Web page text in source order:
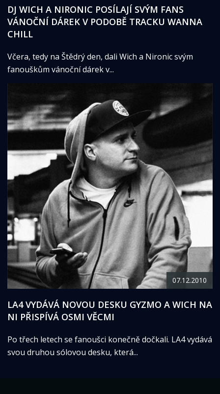
DJ WICH A NIRONIC POSÍLAJÍ SVÝM FANS
VÁNOČNÍ DÁREK V PODOBĚ TRACKU WANNA
CHILL
Včera, tedy na Štědrý den, dali Wich a Nironic svým
fanouškům vánoční dárek v...
07.12.2010
LA4 VYDÁVÁ NOVOU DESKU GYZMO A WICH NA
NI PŘISPÍVÁ OSMI VĚCMI
Po třech letech se fanoušci konečně dočkali. LA4 vydává
svou druhou sólovou desku, která...